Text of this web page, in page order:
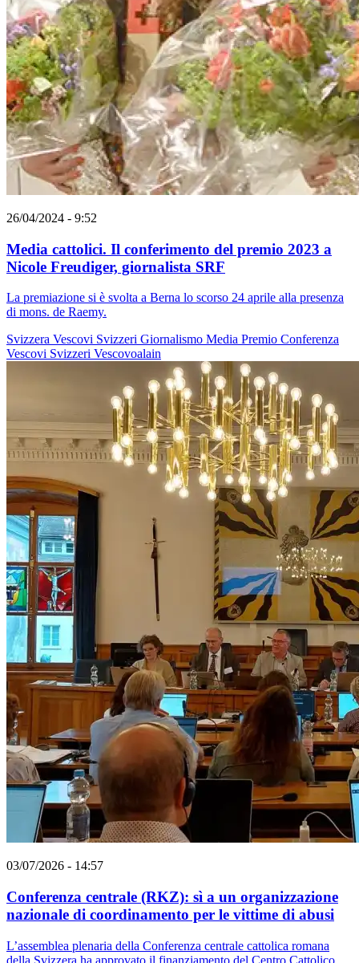
26/04/2024 - 9:52
Media cattolici. Il conferimento del premio 2023 a
Nicole Freudiger, giornalista SRF
La premiazione si è svolta a Berna lo scorso 24 aprile alla presenza
di mons. de Raemy.
Svizzera Vescovi Svizzeri Giornalismo Media Premio Conferenza
Vescovi Svizzeri Vescovoalain
03/07/2026 - 14:57
Conferenza centrale (RKZ): sì a un organizzazione
nazionale di coordinamento per le vittime di abusi
L’assemblea plenaria della Conferenza centrale cattolica romana
della Svizzera ha approvato il finanziamento del Centro Cattolico